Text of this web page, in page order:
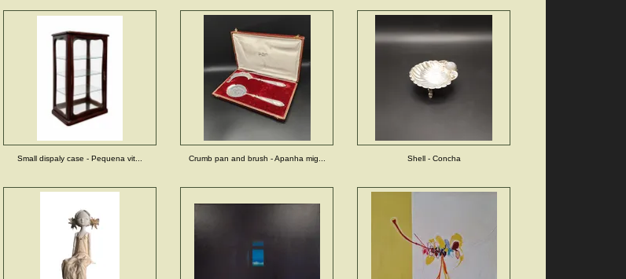
Small dispaly case - Pequena vit... Crumb pan and brush - Apanha mig... Shell - Concha